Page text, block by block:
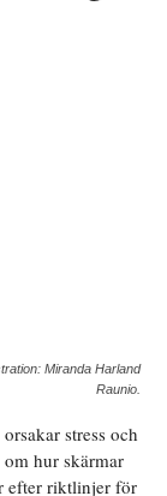
Miranda Harland
Raunio.
stress och
hur skärmar
efter riktlinjer för